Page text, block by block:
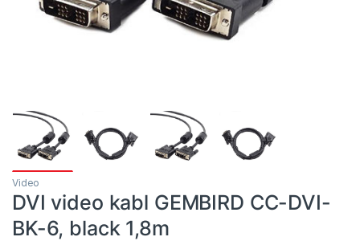
Video
DVI video kabl GEMBIRD CC-DVI-
BK-6, black 1,8m